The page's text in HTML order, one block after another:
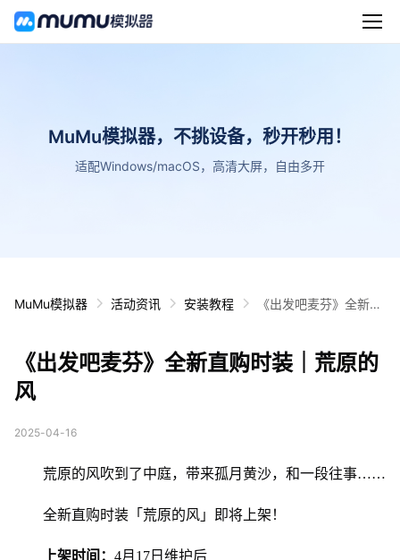
MuMu模拟器，不挑设备，秒开秒用！
适配Windows/macOS，高清大屏，自由多开
MuMu模拟器 活动资讯 安装教程
《出发吧麦芬》全新直
《出发吧麦芬》全新直购时装｜荒原的
风
2025-04-16
荒原的风吹到了中庭，带来孤月黄沙，和一段往事……
全新直购时装「荒原的风」即将上架！
上架时间： 4月17日维护后